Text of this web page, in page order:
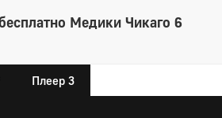
Медики Чикаго 6
Плеер 3